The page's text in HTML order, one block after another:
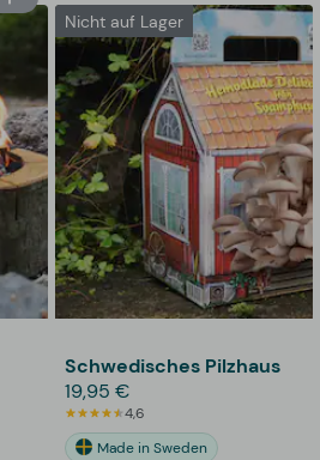
Nicht auf Lager
Schwedisches Pilzhaus
19,95 €
4,6
Made in Sweden